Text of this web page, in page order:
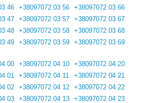
46
47
48
49
+38097072 03 56
+38097072 03 57
+38097072 03 58
+38097072 03 59
+38097072 03 66
+38097072 03 67
+38097072 03 68
+38097072 03 69
00
01
02
03
+38097072 04 10
+38097072 04 11
+38097072 04 12
+38097072 04 13
+38097072 04 20
+38097072 04 21
+38097072 04 22
+38097072 04 23